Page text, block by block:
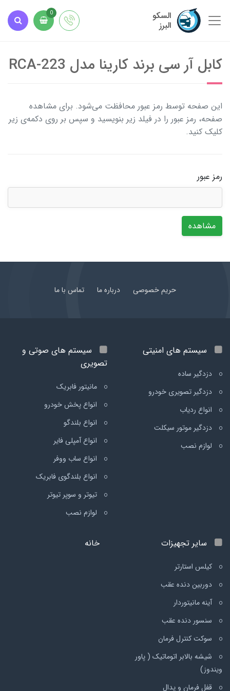
السکو
البرز
0
کابل آر سی برند کارینا مدل RCA-223
این صفحه توسط رمز عبور محافظت می‌شود. برای مشاهده
صفحه، رمز عبور را در فیلد زیر بنویسید و سپس بر روی دکمه‌ی زیر
کلیک کنید.
رمز عبور
مشاهده
حریم خصوصی درباره ما تماس با ما
سیستم های امنیتی
دزدگیر ساده
دزدگیر تصویری خودرو
انواع ردیاب
دزدگیر موتور سیکلت
لوازم نصب
سیستم های صوتی و
تصویری
مانیتور فابریک
انواع پخش خودرو
انواع بلندگو
انواع آمپلی فایر
انواع ساب ووفر
انواع بلندگوی فابریک
تیوتر و سوپر تیوتر
لوازم نصب
سایر تجهیزات
کیلس استارتر
دوربین دنده عقب
آینه مانیتوردار
سنسور دنده عقب
سوکت کنترل فرمان
شیشه بالابر اتوماتیک ( پاور
ویندوز)
قفل فرمان و پدال
خانه